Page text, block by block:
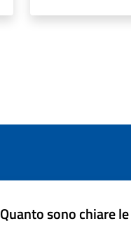
Quanto sono chiare